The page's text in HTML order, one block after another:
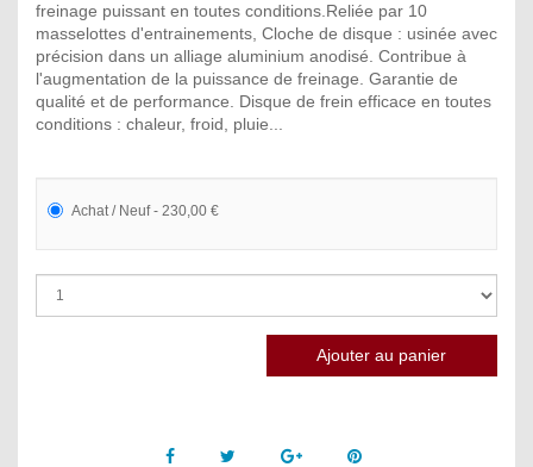
freinage puissant en toutes conditions.Reliée par 10
masselottes d'entrainements, Cloche de disque : usinée avec
précision dans un alliage aluminium anodisé. Contribue à
l'augmentation de la puissance de freinage. Garantie de
qualité et de performance. Disque de frein efficace en toutes
conditions : chaleur, froid, pluie...
Achat / Neuf - 230,00 €
Facebook Twitter Google +Pinterest